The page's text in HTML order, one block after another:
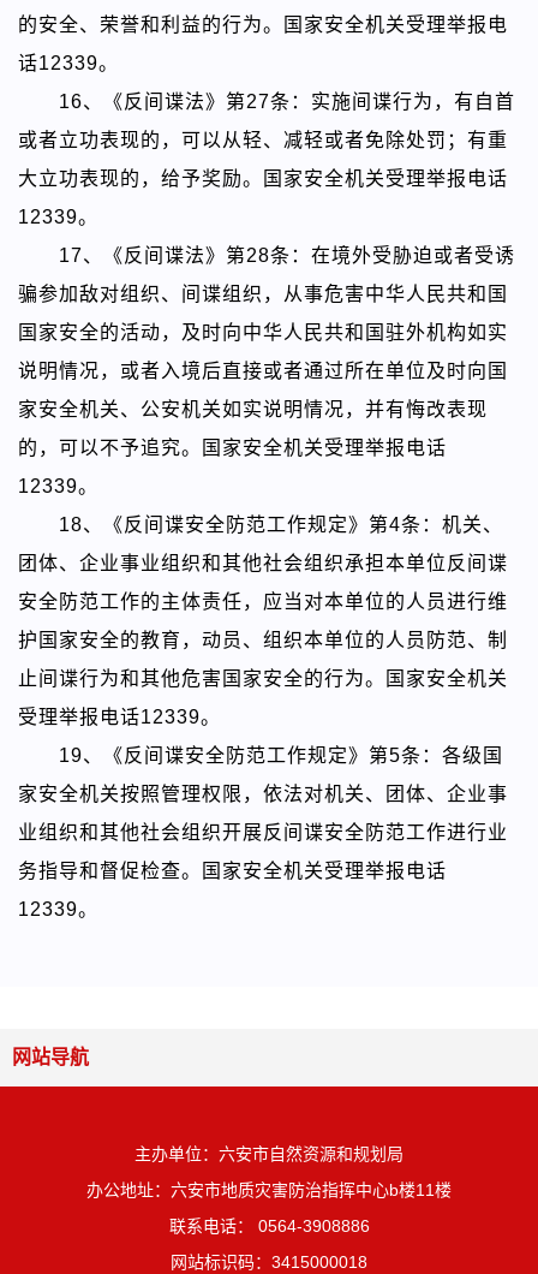
的安全、荣誉和利益的行为。国家安全机关受理举报电
话12339。
16、
《反间谍法》 第27条：实施间谍行为，有自首
或者立功表现的，可以从轻、减轻或者免除处罚；有重
大立功表现的，给予奖励。国家安全机关受理举报电话
12339。
17、
《反间谍法》 第28条：在境外受胁迫或者受诱
骗参加敌对组织、间谍组织，从事危害中华人民共和国
国家安全的活动，及时向中华人民共和国驻外机构如实
说明情况，或者入境后直接或者通过所在单位及时向国
家安全机关、公安机关如实说明情况，并有悔改表现
的，可以不予追究。国家安全机关受理举报电话
12339。
18、
《反间谍安全防范工作规定》 第4条：机关、
团体、企业事业组织和其他社会组织承担本单位反间谍
安全防范工作的主体责任，应当对本单位的人员进行维
护国家安全的教育，动员、组织本单位的人员防范、制
止间谍行为和其他危害国家安全的行为。国家安全机关
受理举报电话12339。
19、
《反间谍安全防范工作规定》 第5条：各级国
家安全机关按照管理权限，依法对机关、团体、企业事
业组织和其他社会组织开展反间谍安全防范工作进行业
务指导和督促检查。国家安全机关受理举报电话
12339。
网站导航
主办单位：六安市自然资源和规划局
办公地址：六安市地质灾害防治指挥中心b楼11楼
联系电话： 0564-3908886
网站标识码：3415000018